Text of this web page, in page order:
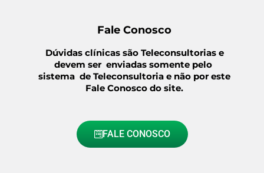
Fale Conosco
Dúvidas clínicas são Teleconsultorias e
devem ser enviadas somente pelo
sistema de Teleconsultoria e não por este
Fale Conosco do site.
FALE CONOSCO